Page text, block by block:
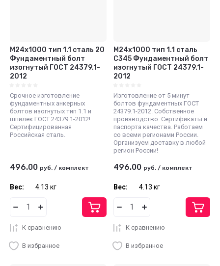
М24x1000 тип 1.1 сталь 20
Фундаментный болт
изогнутый ГОСТ 24379.1-
2012
Срочное изготовление
фундаментных анкерных
болтов изогнутых тип 1.1 и
шпилек ГОСТ 24379.1-2012!
Сертифицированная
Российская сталь.
496.00 руб. / комплект
Вес: 4.13 кг
К сравнению
В избранное
М24x1000 тип 1.1 сталь
С345 Фундаментный болт
изогнутый ГОСТ 24379.1-
2012
Изготовление от 5 минут
болтов фундаментных ГОСТ
24379.1-2012. Собственное
производство. Сертификаты и
паспорта качества. Работаем
со всеми регионами России.
Организуем доставку в любой
регион России!
496.00 руб. / комплект
Вес: 4.13 кг
К сравнению
В избранное